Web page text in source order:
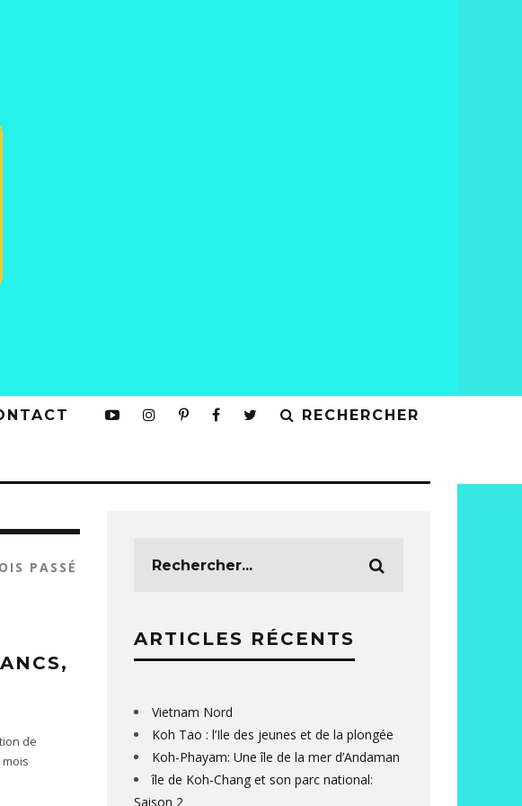
RECHERCHER
PASSÉ
de
mois
ARTICLES RÉCENTS
Vietnam Nord
Koh Tao : l’Ile des jeunes et de la plongée
Koh-Phayam: Une île de la mer d’Andaman
île de Koh-Chang et son parc national:
Saison 2